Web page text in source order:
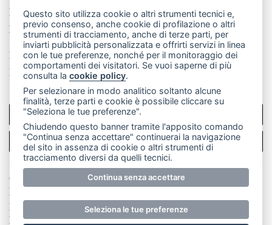
La redazione
MerateOnline CasateOnline
RSS
Made by VIP
Privacy policy
Cookie policy
Rivedi le tue scelte sui cookie
SCRIVICI
PER LA TUA PUBBLICITÀ
© Copyright Merateonline S.r.l. - Tutti i diritti riservati.
E' proibita la riproduzione e pubblicazione anche
parziale di testi, articoli e immagini senza la
preventiva autorizzazione scritta dell'editore. RI Lecco
Questo sito utilizza cookie o altri strumenti tecnici e,
previo consenso, anche cookie di profilazione o altri
strumenti di tracciamento, anche di terze parti, per
inviarti pubblicità personalizzata e offrirti servizi in linea
con le tue preferenze, nonché per il monitoraggio dei
comportamenti dei visitatori. Se vuoi saperne di più
consulta lacookie policy.
Per selezionare in modo analitico soltanto alcune
finalità, terze parti e cookie è possibile cliccare su
"Seleziona le tue preferenze".
Chiudendo questo banner tramite l'apposito comando
"Continua senza accettare" continuerai la navigazione
del sito in assenza di cookie o altri strumenti di
tracciamento diversi da quelli tecnici.
Continua senza accettare
Seleziona le tue preferenze